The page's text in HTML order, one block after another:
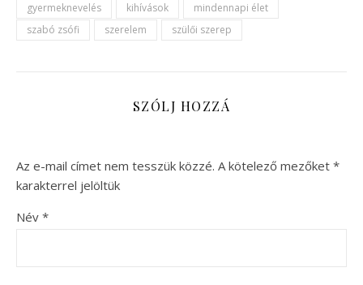
gyermeknevelés
kihívások
mindennapi élet
szabó zsófi
szerelem szülői szerep
SZÓLJ HOZZÁ
Az e-mail címet nem tesszük közzé. A kötelező mezőket *
karakterrel jelöltük
Név *